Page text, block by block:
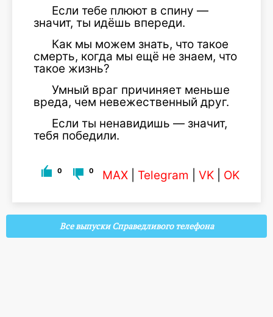
Если тебе плюют в спину —
значит, ты идёшь впереди.
Как мы можем знать, что такое
смерть, когда мы ещё не знаем, что
такое жизнь?
Умный враг причиняет меньше
вреда, чем невежественный друг.
Если ты ненавидишь — значит,
тебя победили.
0 0 MAX Telegram VK OK
Все выпуски Справедливого телефона